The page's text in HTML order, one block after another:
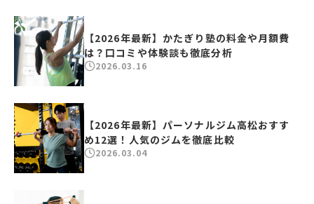
【2026年最新】かたぎり塾の料金や月額費
は？口コミや体験談も徹底分析
2026.03.16
【2026年最新】パーソナルジム高松おすす
め12選！人気のジムを徹底比較
2026.03.04